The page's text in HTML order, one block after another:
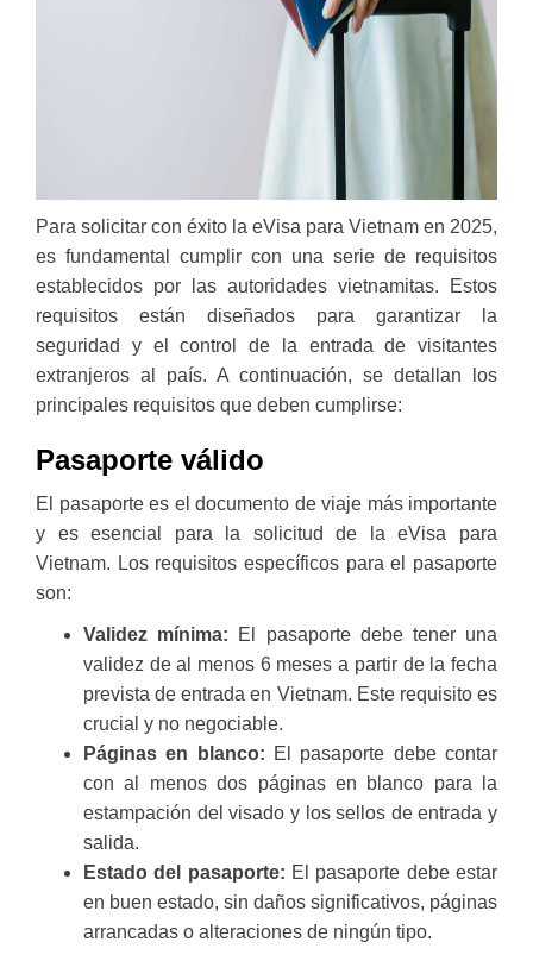
Para solicitar con éxito la eVisa para Vietnam en 2025,
es fundamental cumplir con una serie de requisitos
establecidos por las autoridades vietnamitas. Estos
requisitos están diseñados para garantizar la
seguridad y el control de la entrada de visitantes
extranjeros al país. A continuación, se detallan los
principales requisitos que deben cumplirse:
Pasaporte válido
El pasaporte es el documento de viaje más importante
y es esencial para la solicitud de la eVisa para
Vietnam. Los requisitos específicos para el pasaporte
son:
Validez mínima: El pasaporte debe tener una
validez de al menos 6 meses a partir de la fecha
prevista de entrada en Vietnam. Este requisito es
crucial y no negociable.
Páginas en blanco: El pasaporte debe contar
con al menos dos páginas en blanco para la
estampación del visado y los sellos de entrada y
salida.
Estado del pasaporte: El pasaporte debe estar
en buen estado, sin daños significativos, páginas
arrancadas o alteraciones de ningún tipo.